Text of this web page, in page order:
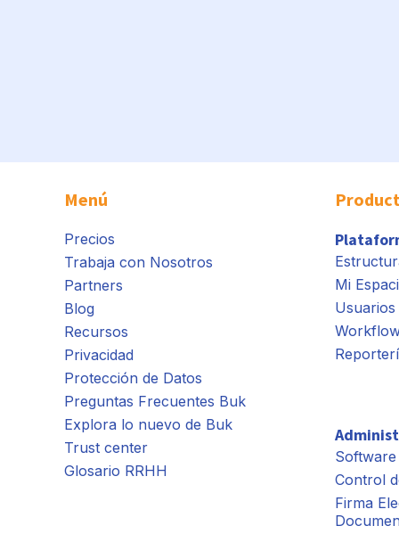
Menú
Precios
Trabaja con Nosotros
Partners
Blog
Recursos
Privacidad
Protección de Datos
Preguntas Frecuentes Buk
Explora lo nuevo de Buk
Trust center
Glosario RRHH
Mi
Control
Firma